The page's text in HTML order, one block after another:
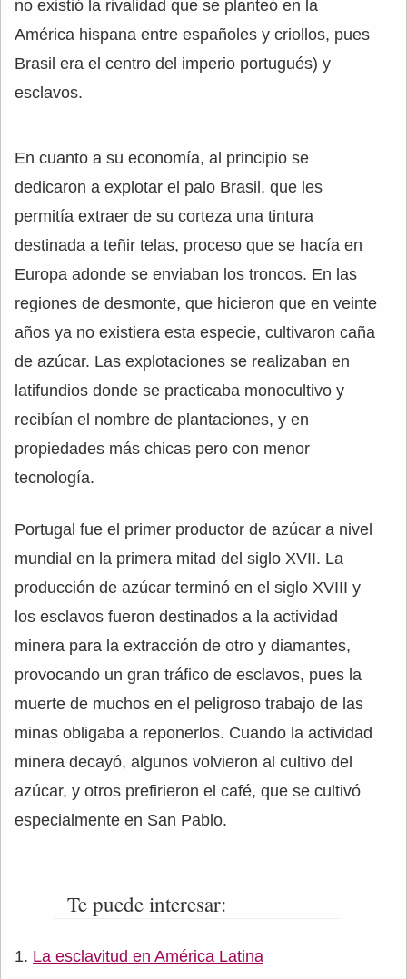
no existió la rivalidad que se planteó en la
América hispana entre españoles y criollos, pues
Brasil era el centro del imperio portugués) y
esclavos.
En cuanto a su economía, al principio se
dedicaron a explotar el palo Brasil, que les
permitía extraer de su corteza una tintura
destinada a teñir telas, proceso que se hacía en
Europa adonde se enviaban los troncos. En las
regiones de desmonte, que hicieron que en veinte
años ya no existiera esta especie, cultivaron caña
de azúcar. Las explotaciones se realizaban en
latifundios donde se practicaba monocultivo y
recibían el nombre de plantaciones, y en
propiedades más chicas pero con menor
tecnología.
Portugal fue el primer productor de azúcar a nivel
mundial en la primera mitad del siglo XVII. La
producción de azúcar terminó en el siglo XVIII y
los esclavos fueron destinados a la actividad
minera para la extracción de otro y diamantes,
provocando un gran tráfico de esclavos, pues la
muerte de muchos en el peligroso trabajo de las
minas obligaba a reponerlos. Cuando la actividad
minera decayó, algunos volvieron al cultivo del
azúcar, y otros prefirieron el café, que se cultivó
especialmente en San Pablo.
Te puede interesar:
La esclavitud en América Latina